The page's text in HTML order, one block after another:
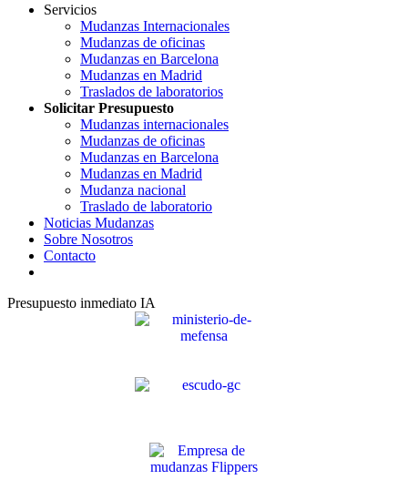
Servicios
Mudanzas Internacionales
Mudanzas de oficinas
Mudanzas en Barcelona
Mudanzas en Madrid
Traslados de laboratorios
Solicitar Presupuesto
Mudanzas internacionales
Mudanzas de oficinas
Mudanzas en Barcelona
Mudanzas en Madrid
Mudanza nacional
Traslado de laboratorio
Noticias Mudanzas
Sobre Nosotros
Contacto
Presupuesto inmediato IA